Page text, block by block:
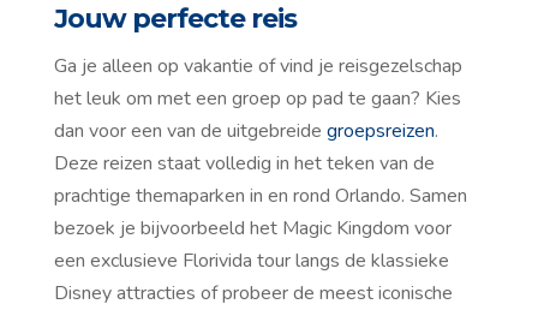
Jouw perfecte reis
Ga je alleen op vakantie of vind je reisgezelschap
het leuk om met een groep op pad te gaan? Kies
dan voor een van de uitgebreide groepsreizen.
Deze reizen staat volledig in het teken van de
prachtige themaparken in en rond Orlando. Samen
bezoek je bijvoorbeeld het Magic Kingdom voor
een exclusieve Florivida tour langs de klassieke
Disney attracties of probeer de meest iconische